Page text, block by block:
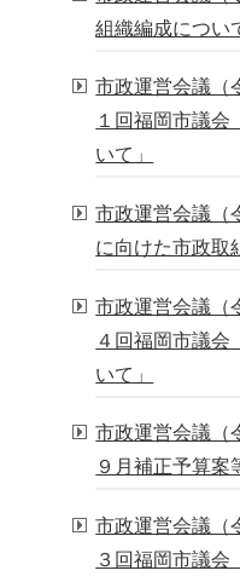
組織編成につい
市政運営会議（
１回福岡市議会
いて」
市政運営会議（
に向けた市政取
市政運営会議（
４回福岡市議会
いて」
市政運営会議（
９月補正予算案
市政運営会議（
３回福岡市議会